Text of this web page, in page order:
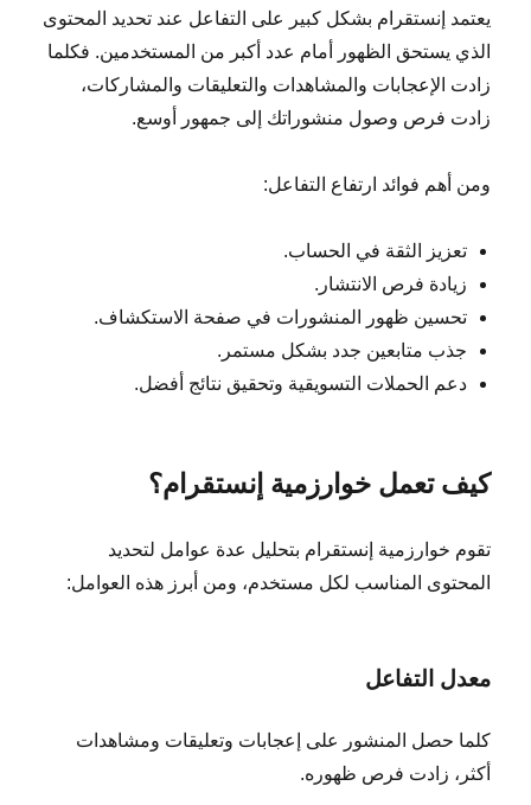
يعتمد إنستقرام بشكل كبير على التفاعل عند تحديد المحتوى
الذي يستحق الظهور أمام عدد أكبر من المستخدمين. فكلما
زادت الإعجابات والمشاهدات والتعليقات والمشاركات،
زادت فرص وصول منشوراتك إلى جمهور أوسع.
ومن أهم فوائد ارتفاع التفاعل:
تعزيز الثقة في الحساب.
زيادة فرص الانتشار.
تحسين ظهور المنشورات في صفحة الاستكشاف.
جذب متابعين جدد بشكل مستمر.
دعم الحملات التسويقية وتحقيق نتائج أفضل.
كيف تعمل خوارزمية إنستقرام؟
تقوم خوارزمية إنستقرام بتحليل عدة عوامل لتحديد
المحتوى المناسب لكل مستخدم، ومن أبرز هذه العوامل:
معدل التفاعل
كلما حصل المنشور على إعجابات وتعليقات ومشاهدات
أكثر، زادت فرص ظهوره.